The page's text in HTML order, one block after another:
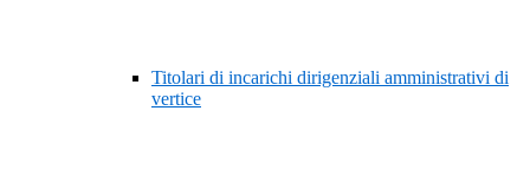
Titolari di incarichi dirigenziali amministrativi di
vertice